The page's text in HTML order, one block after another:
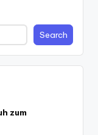
Search
zum